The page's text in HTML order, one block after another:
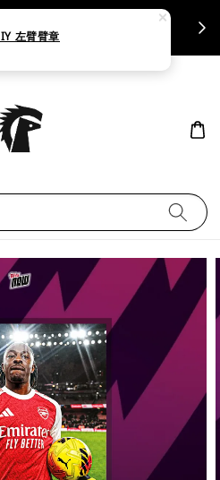
開立統一發票
左臂臂章